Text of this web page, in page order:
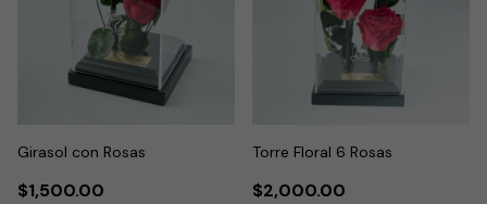
Girasol con Rosas
$1,500.00
Torre Floral 6 Rosas
$2,000.00